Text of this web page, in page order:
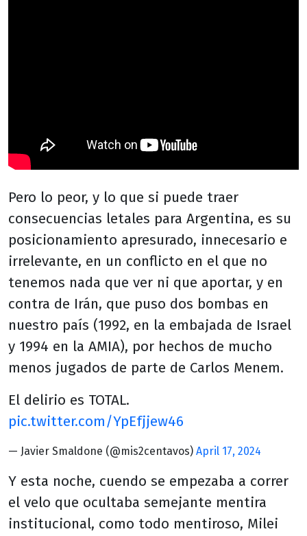
Pero lo peor, y lo que si puede traer
consecuencias letales para Argentina, es su
posicionamiento apresurado, innecesario e
irrelevante, en un conflicto en el que no
tenemos nada que ver ni que aportar, y en
contra de Irán, que puso dos bombas en
nuestro país (1992, en la embajada de Israel
y 1994 en la AMIA), por hechos de mucho
menos jugados de parte de Carlos Menem.
El delirio es TOTAL.
pic.twitter.com/YpEfjjew46
— Javier Smaldone (@mis2centavos) April 17, 2024
Y esta noche, cuendo se empezaba a correr
el velo que ocultaba semejante mentira
institucional, como todo mentiroso, Milei